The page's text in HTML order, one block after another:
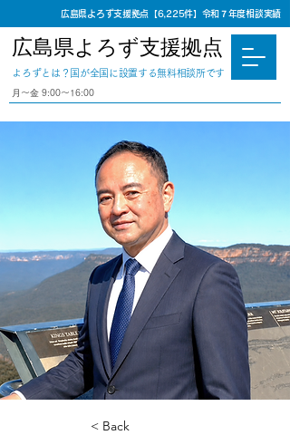
広島県よろず支援拠点【6,225件】令和７年度相談実績
広島県よろず支援拠点
​よろずとは？国が全国に設置する無料相談所です
⽉〜⾦ 9:00〜16:00
< Back